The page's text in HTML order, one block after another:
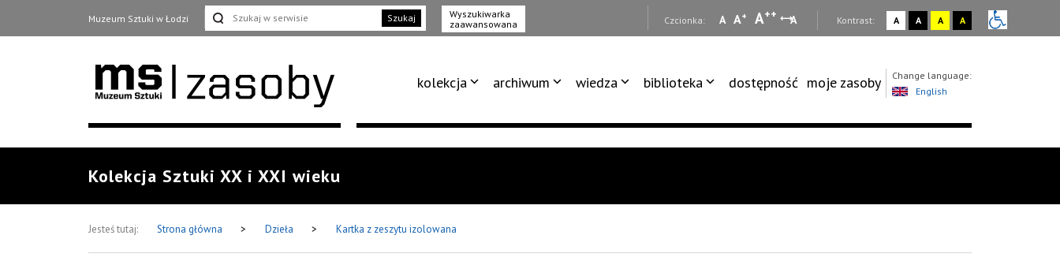
Muzeum Sztuki w Łodzi Szukaj
Wyszukiwarka
zaawansowana
Czcionka: A A+ A++ A Kontrast: A A A A
kolekcja archiwum wiedza biblioteka dostępność moje zasoby
Change language:
English
Kolekcja Sztuki XX i XXI wieku
Jesteś tutaj: Strona główna > Dzieła > Kartka z zeszytu izolowana